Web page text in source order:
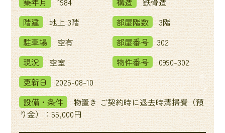
階建
地上 3階 部屋階数
3階
駐車場
空有 部屋番号
302
現況
空室 物件番号
0990-302
更新日
2025-08-10
設備・条件
物置き ご契約時に退去時清掃費（預
り金）：55,000円